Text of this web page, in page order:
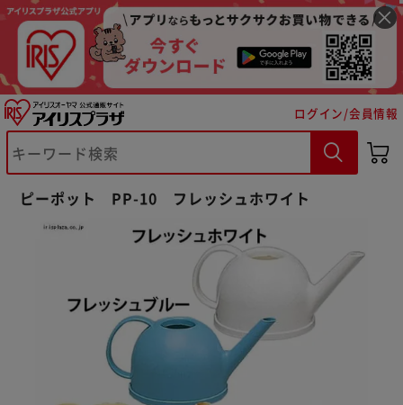
ログイン/会員情報
ピーポット PP-10 フレッシュホワイト
※ご確認ください
カートに入れる 購入手続きへ